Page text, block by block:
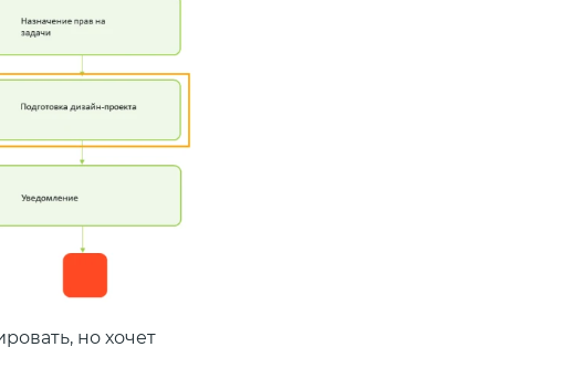
но хочет